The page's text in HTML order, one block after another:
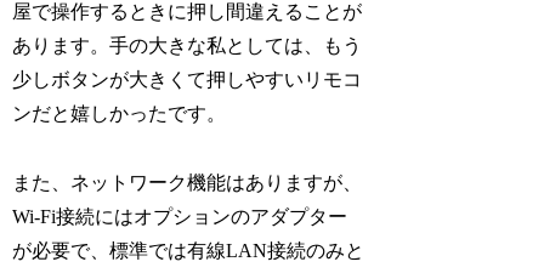
屋で操作するときに押し間違えることが
あります。手の大きな私としては、もう
少しボタンが大きくて押しやすいリモコ
ンだと嬉しかったです。
また、ネットワーク機能はありますが、
Wi-Fi接続にはオプションのアダプター
が必要で、標準では有線LAN接続のみと